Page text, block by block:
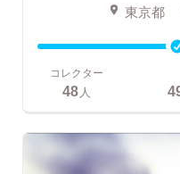
東京都
コレクター
48 人